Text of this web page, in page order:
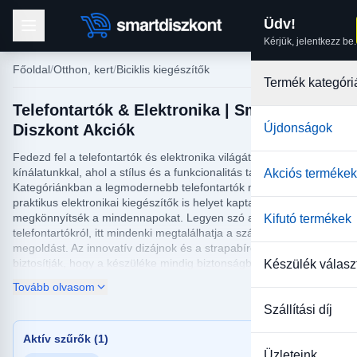
Üdv!
Kérjük, jelentkezz be.
Termék
Újdonságok
Akciós termékek
Kifutó termékek
Készülék
Szállítási díj
Főoldal Otthon, kert Biciklis kiegészítők
Telefontartók & Elektronika | Smart
Diszkont Akciók
Fedezd fel a telefontartók és elektronika világát átfogó
kínálatunkkal, ahol a stílus és a funkcionalitás találkozik.
Kategóriánkban a legmodernebb telefontartók mellett egyéb
praktikus elektronikai kiegészítők is helyet kaptak, hogy
megkönnyítsék a mindennapokat. Legyen szó autós vagy asztali
telefontartókról, itt mindenki megtalálhatja a számára tökéletes
megoldást. Az innovatív dizájnok és a strapabíró anyagok
biztosítják, hogy a készüléke mindig biztonságban legyen.
A telefontartók és elektronika termékeink között olyan eszközöket
találhat, amelyek növelik kényelmét vezetés vagy munka közben.
Az ideális telefontartó lehetővé teszi, hogy mindig kéznél legyen a
telefonja, anélkül, hogy veszélybe sodorná a figyelmét. Ezen
kívül, a kategóriában különféle elektronikai kiegészítők is
Tovább olvasom
Aktív szűrők (1)